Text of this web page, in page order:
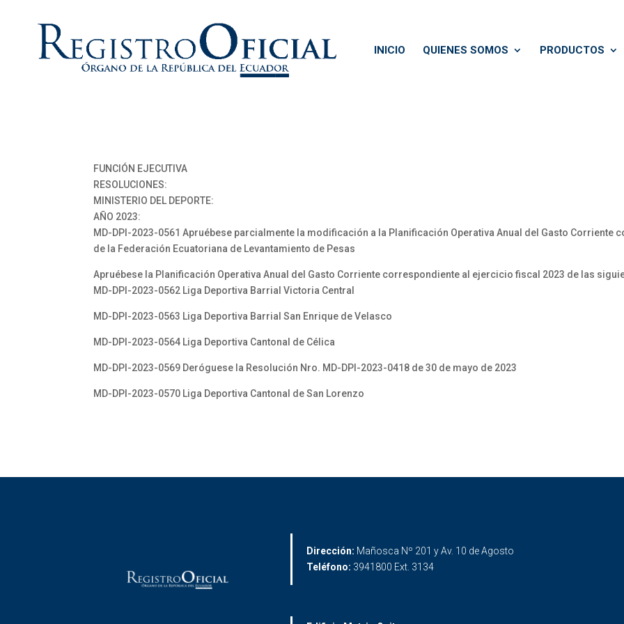
INICIO QUIENES SOMOS PRODUCTOS
FUNCIÓN EJECUTIVA
RESOLUCIONES:
MINISTERIO DEL DEPORTE:
AÑO 2023:
MD-DPI-2023-0561 Apruébese parcialmente la modificación a la Planificación Operativa Anual del Gasto Corriente
de la Federación Ecuatoriana de Levantamiento de Pesas
Apruébese la Planificación Operativa Anual del Gasto Corriente correspondiente al ejercicio fiscal 2023 de las
MD-DPI-2023-0562 Liga Deportiva Barrial Victoria Central
MD-DPI-2023-0563 Liga Deportiva Barrial San Enrique de Velasco
MD-DPI-2023-0564 Liga Deportiva Cantonal de Célica
MD-DPI-2023-0569 Deróguese la Resolución Nro. MD-DPI-2023-0418 de 30 de mayo de 2023
MD-DPI-2023-0570 Liga Deportiva Cantonal de San Lorenzo
Dirección: Mañosca Nº 201 y Av. 10 de Agosto
Teléfono: 3941800 Ext. 3134